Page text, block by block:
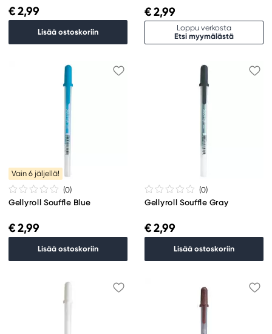
€ 2,99
Lisää ostoskoriin
€ 2,99
Loppu verkosta
Etsi myymälästä
Vain 6 jäljellä!
(0)
Gellyroll Souffle Blue
€ 2,99
Lisää ostoskoriin
(0)
Gellyroll Souffle Gray
€ 2,99
Lisää ostoskoriin